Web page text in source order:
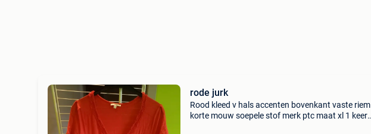
rode jurk
Rood kleed v hals accenten bovenkant vaste riem
korte mouw soepele stof merk ptc maat xl 1 keer